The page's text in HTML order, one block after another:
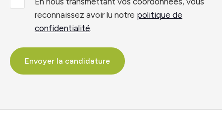
reconnaissez avoir lu notre politique de
confidentialité.
Envoyer la candidature